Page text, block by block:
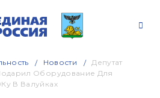
Новости
Депутат
Оборудование Для
В Валуйках